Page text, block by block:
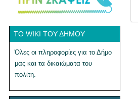
ΤΟ WIKI ΤΟΥ ΔΉΜΟΥ
Όλες οι πληροφορίες για το Δήμο
μας και τα δικαιώματα του
πολίτη.